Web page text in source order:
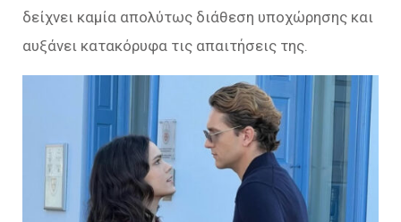
δείχνει καμία απολύτως διάθεση υποχώρησης και
αυξάνει κατακόρυφα τις απαιτήσεις της.